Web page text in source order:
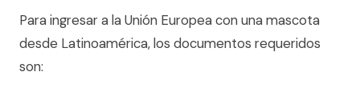
Para ingresar a la Unión Europea con una mascota
desde Latinoamérica, los documentos requeridos
son: